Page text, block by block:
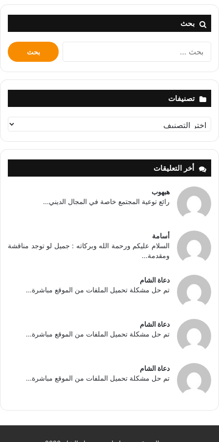
بحث
البحث
عن:
تصنيفات
تصنيفات
أخر التعليقات
هبهوب
رائع توعية المجتمع خاصة في المجال الديني...
أسامة
السلام عليكم ورحمة الله وبركاته : جميل لو توجد مناقشة
ومقدمة...
دعاة الشام
تم حل مشكلة تحميل الملفات من الموقع مباشرة...
دعاة الشام
تم حل مشكلة تحميل الملفات من الموقع مباشرة...
دعاة الشام
تم حل مشكلة تحميل الملفات من الموقع مباشرة...